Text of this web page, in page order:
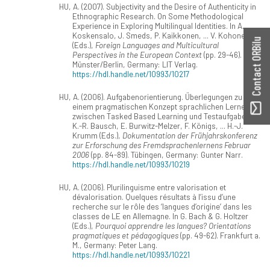
HU, A. (2007). Subjectivity and the Desire of Authenticity in
Ethnographic Research. On Some Methodological
Experience in Exploring Multilingual Identities. In A.
Koskensalo, J. Smeds, P. Kaikkonen, ... V. Kohonen
(Eds.), Foreign Languages and Multicultural
Perspectives in the European Context(pp. 29-46).
Münster/Berlin, Germany: LIT Verlag.
https://hdl.handle.net/10993/10217
HU, A. (2006). Aufgabenorientierung. Überlegungen zu
einem pragmatischen Konzept sprachlichen Lernens
zwischen Tasked Based Learning und Testaufgaben. In
K.-R. Bausch, E. Burwitz-Melzer, F. Königs, ... H.-J.
Krumm (Eds.), Dokumentation der Frühjahrskonferenz
zur Erforschung des Fremdsprachenlernens Februar
2006(pp. 84-89). Tübingen, Germany: Gunter Narr.
https://hdl.handle.net/10993/10219
HU, A. (2006). Plurilinguisme entre valorisation et
dévalorisation. Quelques résultats à l’issu d’une
recherche sur le rôle des ‘langues d’origine’ dans les
classes de LE en Allemagne. In G. Bach & G. Holtzer
(Eds.), Pourquoi apprendre les langues? Orientations
pragmatiques et pédagogiques(pp. 49-62). Frankfurt a.
M., Germany: Peter Lang.
https://hdl.handle.net/10993/10221
Contact ORBilu